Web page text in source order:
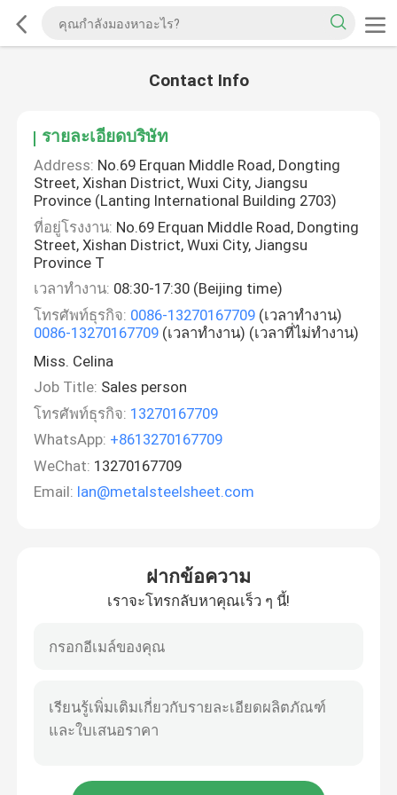
Contact Info
รายละเอียดบริษัท
Address: No.69 Erquan Middle Road, Dongting
Street, Xishan District, Wuxi City, Jiangsu
Province (Lanting International Building 2703)
ที่อยู่โรงงาน: No.69 Erquan Middle Road, Dongting
Street, Xishan District, Wuxi City, Jiangsu
Province T
เวลาทํางาน: 08:30-17:30 (Beijing time)
โทรศัพท์ธุรกิจ: 0086-13270167709 (เวลาทำงาน)
0086-13270167709 (เวลาทำงาน) (เวลาที่ไม่ทำงาน)
Miss. Celina
Job Title: Sales person
โทรศัพท์ธุรกิจ: 13270167709
WhatsApp: +8613270167709
WeChat: 13270167709
Email: lan@metalsteelsheet.com
ฝากข้อความ
เราจะโทรกลับหาคุณเร็ว ๆ นี้!